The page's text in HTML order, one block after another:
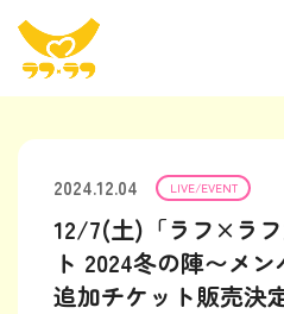
2024.12.04 LIVE/EVENT
12/7(土)「ラフ×ラ
ト 2024冬の陣〜メン
追加チケット販売決